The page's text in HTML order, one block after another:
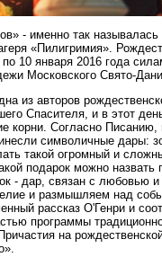
- именно так
«Пилигримия».
10 января 2016 года
Московского Свято-
из авторов
Спасителя, и в этот
корни. Согласно
символичные дары:
такой огромный и
подарок можно назвать
- дар, связан с любовью
и размышляем над
рассказ О'Генри и
программы
на